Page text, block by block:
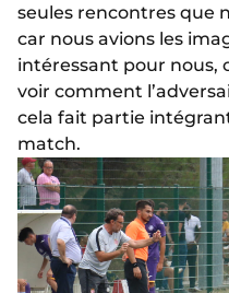
seules rencontres que
car nous avions les
intéressant pour nous,
voir comment
cela fait partie
match.